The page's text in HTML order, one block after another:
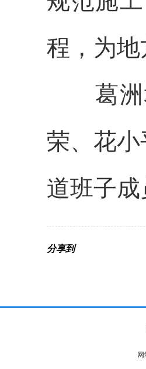
程，为
葛
荣、花
道班子
分享到